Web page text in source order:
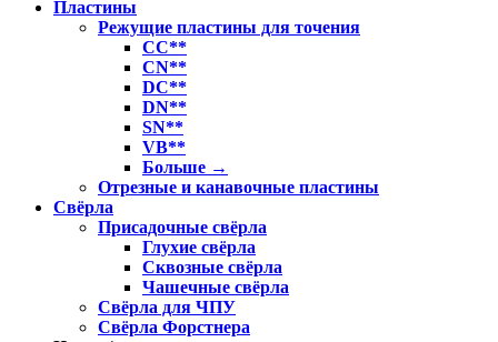
Пластины
Режущие пластины для точения
CC**
CN**
DC**
DN**
SN**
VB**
Больше →
Отрезные и канавочные пластины
Свёрла
Присадочные свёрла
Глухие свёрла
Сквозные свёрла
Чашечные свёрла
Свёрла для ЧПУ
Свёрла Форстнера